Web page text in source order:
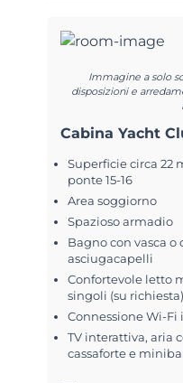
Immagine a solo
disposizioni e
Cabina Yacht
Superficie circa 22
ponte 15-16
Area soggiorno
Spazioso armadio
Bagno con vasca
asciugacapelli
Confortevole letto
singoli (su richiesta)
Connessione Wi-Fi
TV interattiva, aria
cassaforte e